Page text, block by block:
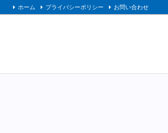
ホーム プライバシーポリシー お問い合わせ